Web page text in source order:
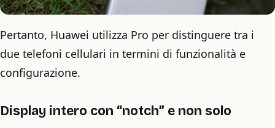
Pertanto, Huawei utilizza Pro per distinguere tra i
due telefoni cellulari in termini di funzionalità e
configurazione.
Display intero con “notch” e non solo